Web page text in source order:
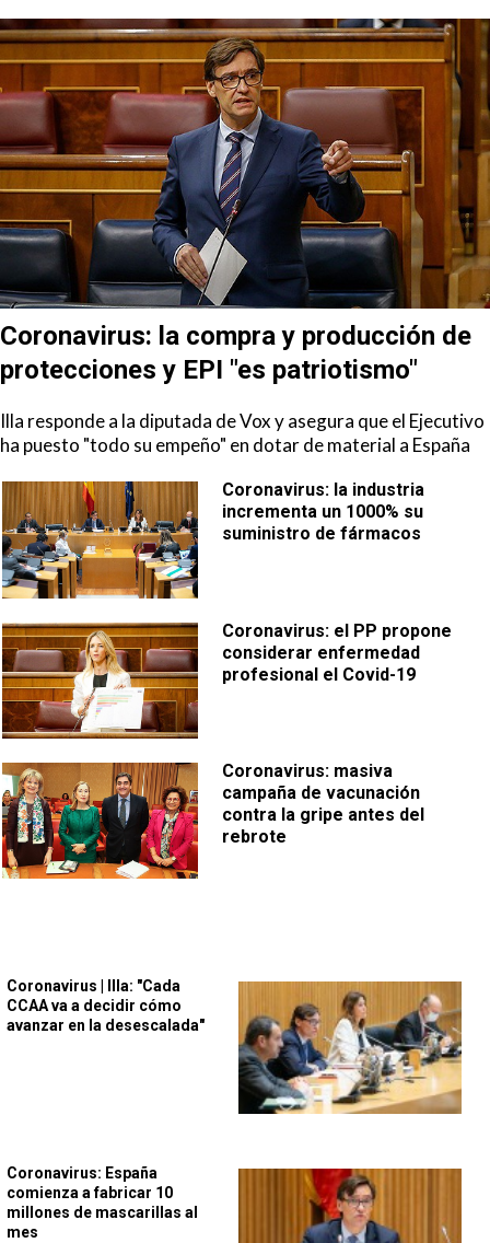
Coronavirus: la compra y producción de
protecciones y EPI "es patriotismo"
Illa responde a la diputada de Vox y asegura que el Ejecutivo
ha puesto "todo su empeño" en dotar de material a España
Coronavirus: la industria
incrementa un 1000% su
suministro de fármacos
Coronavirus: el PP propone
considerar enfermedad
profesional el Covid-19
Coronavirus: masiva
campaña de vacunación
contra la gripe antes del
rebrote
Coronavirus | Illa: "Cada
CCAA va a decidir cómo
avanzar en la desescalada"
Coronavirus: España
comienza a fabricar 10
millones de mascarillas al
mes